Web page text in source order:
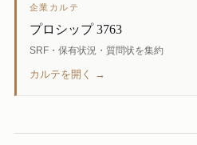
企業カルテ
プロシップ 3763
SRF・保有状況・質問状を集約
カルテを開く →